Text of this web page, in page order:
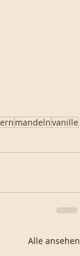
mandelnvanille
Alle ansehen